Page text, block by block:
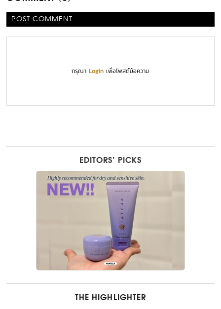
POST COMMENT
กรุณาLogin เพื่อโพสต์ข้อความ
EDITORS’ PICKS
THE HIGHLIGHTER